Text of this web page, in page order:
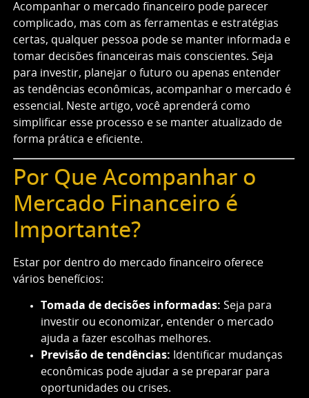
Acompanhar o mercado financeiro pode parecer
complicado, mas com as ferramentas e estratégias
certas, qualquer pessoa pode se manter informada e
tomar decisões financeiras mais conscientes. Seja
para investir, planejar o futuro ou apenas entender
as tendências econômicas, acompanhar o mercado é
essencial. Neste artigo, você aprenderá como
simplificar esse processo e se manter atualizado de
forma prática e eficiente.
Por Que Acompanhar o
Mercado Financeiro é
Importante?
Estar por dentro do mercado financeiro oferece
vários benefícios:
Tomada de decisões informadas: Seja para
investir ou economizar, entender o mercado
ajuda a fazer escolhas melhores.
Previsão de tendências: Identificar mudanças
econômicas pode ajudar a se preparar para
oportunidades ou crises.